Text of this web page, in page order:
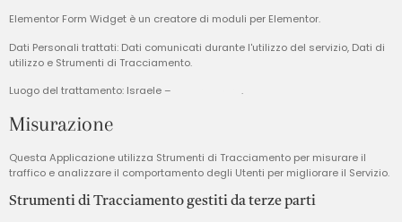
Elementor Form Widget è un creatore di moduli per Elementor.
Dati Personali trattati: Dati comunicati durante l'utilizzo del servizio, Dati di
utilizzo e Strumenti di Tracciamento.
Luogo del trattamento: Israele –
.
Misurazione
Questa Applicazione utilizza Strumenti di Tracciamento per misurare il
traffico e analizzare il comportamento degli Utenti per migliorare il Servizio.
Strumenti di Tracciamento gestiti da terze parti